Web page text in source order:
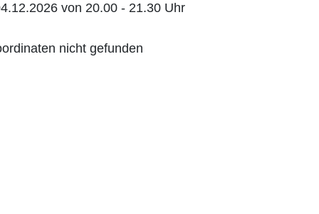
von 20.00 - 21.30 Uhr
nicht gefunden